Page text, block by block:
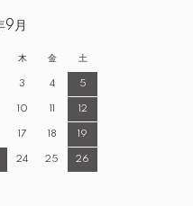
月
木 金 土
3 4 5
10 11 12
17 18 19
24 25 26